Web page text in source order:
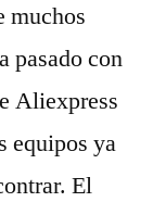
muchos
pasado con
Aliexpress
equipos ya
El